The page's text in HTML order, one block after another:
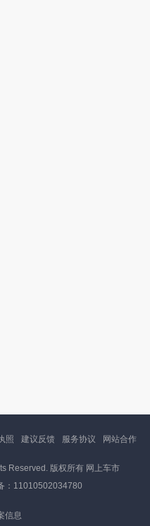
照 建议反馈 服务协议 网站合作
Reserved. 版权所有 网上车市
：11010502034780